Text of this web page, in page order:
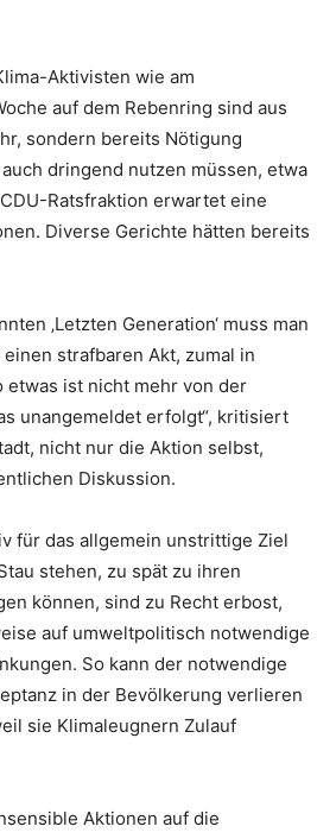
Aktivisten wie am
auf dem Rebenring sind aus
sondern bereits Nötigung
dringend nutzen müssen, etwa
Ratsfraktion erwartet eine
Diverse Gerichte hätten bereits
‚Letzten Generation‘ muss man
strafbaren Akt, zumal in
etwas ist nicht mehr von der
unangemeldet erfolgt“, kritisiert
nicht nur die Aktion selbst,
Diskussion.
für das allgemein unstrittige Ziel
stehen, zu spät zu ihren
können, sind zu Recht erbost,
auf umweltpolitisch notwendige
So kann der notwendige
in der Bevölkerung verlieren
sie Klimaleugnern Zulauf
Aktionen auf die